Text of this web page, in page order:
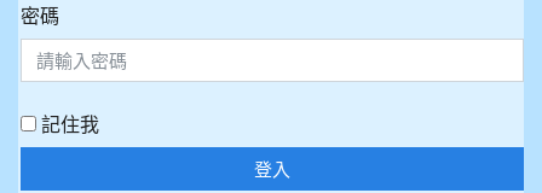
密碼
記住我
登入